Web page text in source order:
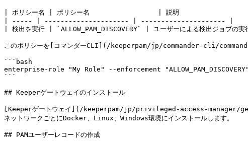
| ポリシー名 | ポリシー名                 | 説明
| ----- | --------------------- | --------------------- |
| 検出を実行 | `ALLOW_PAM_DISCOVERY` | ユーザーによる検出ジョブの実
このポリシーを[コマンダーCLI](/keeperpam/jp/commander-cli/
```bash
enterprise-role "My Role" --enforcement
```
## Keeperゲートウェイのインストール
[Keeperゲートウェイ](/keeperpam/jp/privileged-access-manager/
ネットワークごとにDocker、Linux、Windows環境にインストールします。
## PAMユーザーレコードの作成